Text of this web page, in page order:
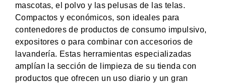
mascotas, el polvo y las pelusas de las telas.
Compactos y económicos, son ideales para
contenedores de productos de consumo impulsivo,
expositores o para combinar con accesorios de
lavandería. Estas herramientas especializadas
amplían la sección de limpieza de su tienda con
productos que ofrecen un uso diario y un gran